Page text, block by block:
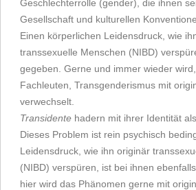
Geschlechterrolle (gender), die ihnen
Gesellschaft und kulturellen
Einen körperlichen Leidensdruck, wie
transsexuelle Menschen (NIBD)
gegeben. Gerne und immer wieder
Fachleuten, Transgenderismus mit
verwechselt.
Transidente hadern mit ihrer Identität
Dieses Problem ist rein psychisch
Leidensdruck, wie ihn originär
(NIBD) verspüren, ist bei ihnen
hier wird das Phänomen gerne mit